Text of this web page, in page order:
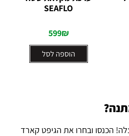
SEAFLO
599₪
הוספה לסל
הכנסו ובחרו את הגיפט קארד